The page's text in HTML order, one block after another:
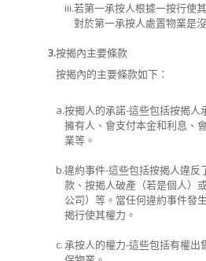
iii.若第一承按人根據一按行使
對於第一承按人處置物業是
3.按揭內主要條款
按揭內的主要條款如下：
a.按揭人的承諾-這些包括按揭人
擁有人、會支付本金和利息、
業等。
b.違約事件-這些包括按揭人違反
款、按揭人破產（若是個人）
公司）等。當任何違約事件發
揭行使其權力。
c.承按人的權力-這些包括有權出